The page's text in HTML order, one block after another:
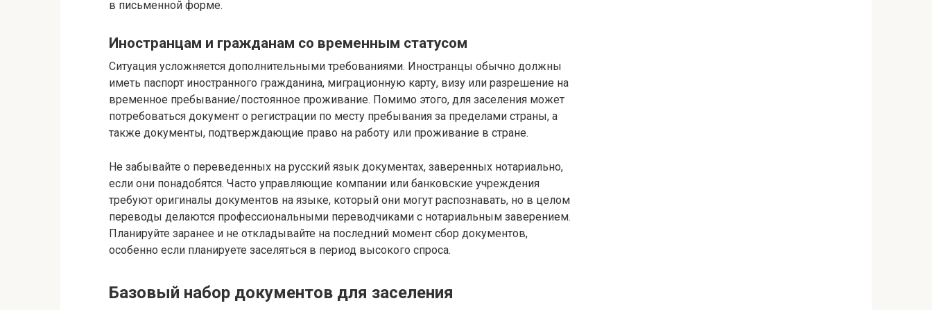
в письменной форме.
Иностранцам и гражданам со временным статусом
Ситуация усложняется дополнительными требованиями. Иностранцы обычно должны
иметь паспорт иностранного гражданина, миграционную карту, визу или разрешение на
временное пребывание/постоянное проживание. Помимо этого, для заселения может
потребоваться документ о регистрации по месту пребывания за пределами страны, а
также документы, подтверждающие право на работу или проживание в стране.
Не забывайте о переведенных на русский язык документах, заверенных нотариально,
если они понадобятся. Часто управляющие компании или банковские учреждения
требуют оригиналы документов на языке, который они могут распознавать, но в целом
переводы делаются профессиональными переводчиками с нотариальным заверением.
Планируйте заранее и не откладывайте на последний момент сбор документов,
особенно если планируете заселяться в период высокого спроса.
Базовый набор документов для заселения